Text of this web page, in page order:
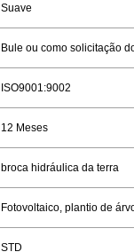
Suave
Bule ou como solicitação
ISO9001:9002
12 Meses
broca hidráulica da terra
Fotovoltaico, plantio de
STD